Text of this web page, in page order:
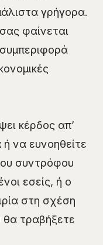
γρήγορα.
φαίνεται
κέρδος απ’
να ευνοηθείτε
συντρόφου
εσείς, ή ο
στη σχέση
θα τραβήξετε